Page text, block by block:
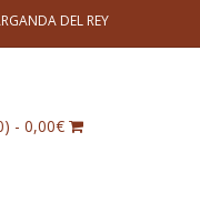
DEL REY
- 0,00€